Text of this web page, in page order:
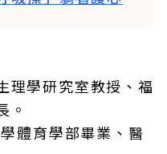
理學研究室教授、福
。
體育學部畢業、醫